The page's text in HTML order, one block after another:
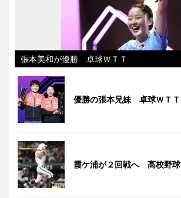
張本美和が優勝 卓球ＷＴＴ
優勝の張本兄妹 卓球ＷＴＴ
霞ケ浦が２回戦へ 高校野球